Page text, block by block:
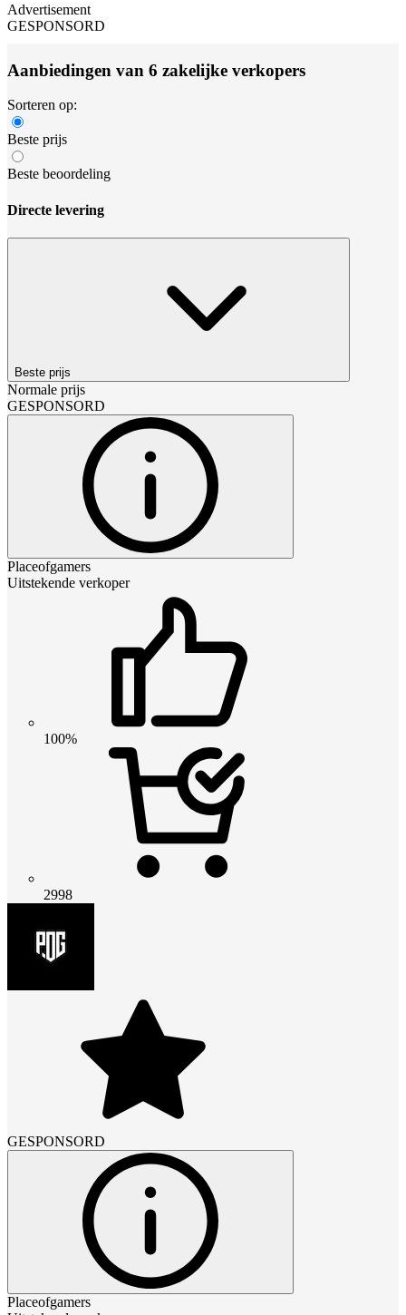
Advertisement
GESPONSORD
Aanbiedingen van 6 zakelijke verkopers
Sorteren op:
Beste prijs
Beste beoordeling
Directe levering
Beste prijs
Normale prijs
GESPONSORD
Placeofgamers
Uitstekende verkoper
100%
2998
GESPONSORD
Placeofgamers